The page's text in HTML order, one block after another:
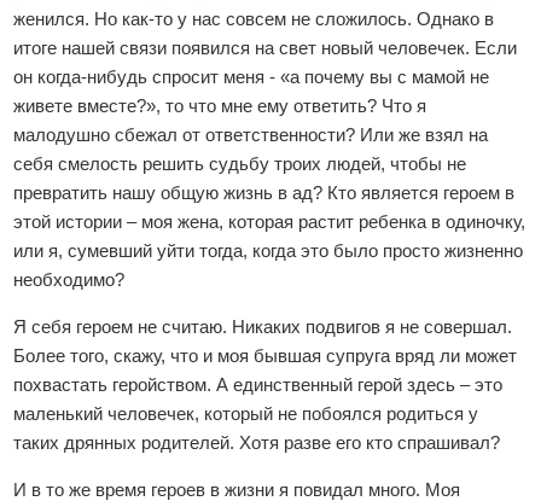
женился. Но как-то у нас совсем не сложилось. Однако в
итоге нашей связи появился на свет новый человечек. Если
он когда-нибудь спросит меня - «а почему вы с мамой не
живете вместе?», то что мне ему ответить? Что я
малодушно сбежал от ответственности? Или же взял на
себя смелость решить судьбу троих людей, чтобы не
превратить нашу общую жизнь в ад? Кто является героем в
этой истории – моя жена, которая растит ребенка в одиночку,
или я, сумевший уйти тогда, когда это было просто жизненно
необходимо?
Я себя героем не считаю. Никаких подвигов я не совершал.
Более того, скажу, что и моя бывшая супруга вряд ли может
похвастать геройством. А единственный герой здесь – это
маленький человечек, который не побоялся родиться у
таких дрянных родителей. Хотя разве его кто спрашивал?
И в то же время героев в жизни я повидал много. Моя